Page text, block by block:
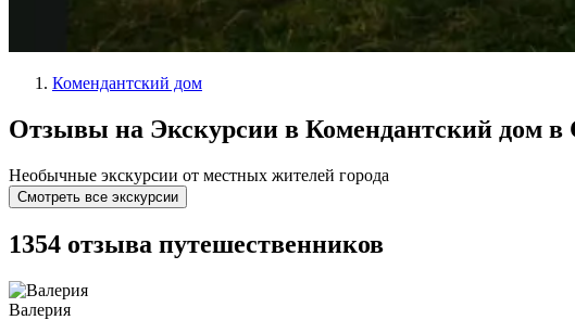
Комендантский дом
Отзывы на Экскурсии в Комендантский дом в
Необычные экскурсии от местных жителей города
Смотреть все экскурсии
1354 отзыва путешественников
Валерия